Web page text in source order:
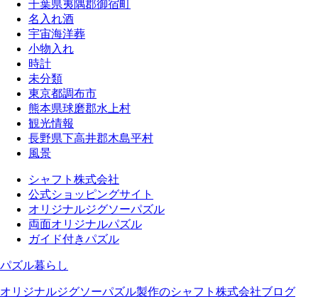
千葉県夷隅郡御宿町
名入れ酒
宇宙海洋葬
小物入れ
時計
未分類
東京都調布市
熊本県球磨郡水上村
観光情報
長野県下高井郡木島平村
風景
シャフト株式会社
公式ショッピングサイト
オリジナルジグソーパズル
両面オリジナルパズル
ガイド付きパズル
パズル暮らし
オリジナルジグソーパズル製作のシャフト株式会社ブログ